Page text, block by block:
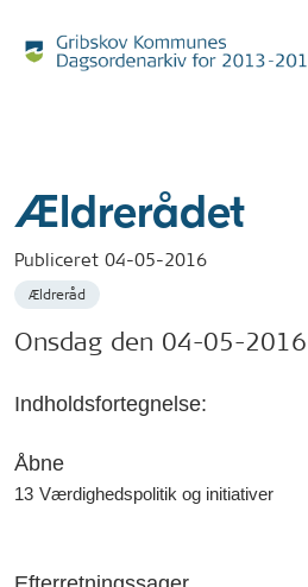
Ældrerådet
Publiceret 04-05-2016
Ældreråd
Onsdag den 04-05-
Indholdsfortegnelse:
Åbne
13 Værdighedspolitik og initiativer